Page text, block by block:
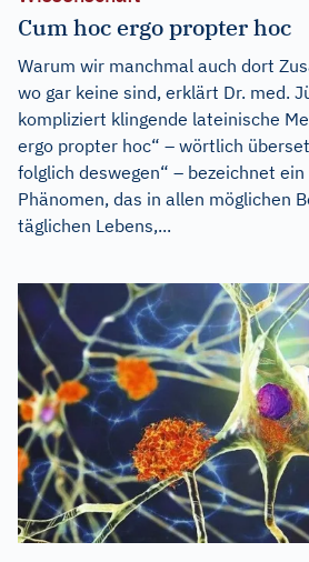
Cum hoc ergo propter hoc
Warum wir manchmal auch dort
wo gar keine sind, erklärt Dr. med.
kompliziert klingende lateinische
ergo propter hoc“ – wörtlich
folglich deswegen“ – bezeichnet
Phänomen, das in allen möglichen
täglichen Lebens,...